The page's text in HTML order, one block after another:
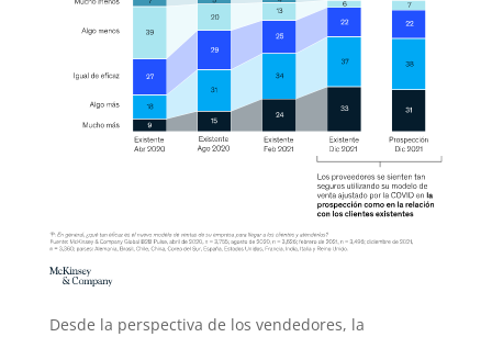
Desde la perspectiva de los vendedores, la